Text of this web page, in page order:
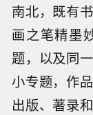
南北，既有
画之笔精墨
题，以及同
小专题，作
出版、著录